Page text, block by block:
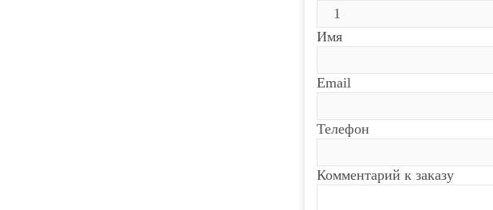
Имя
Email
Телефон
Комментарий к заказу